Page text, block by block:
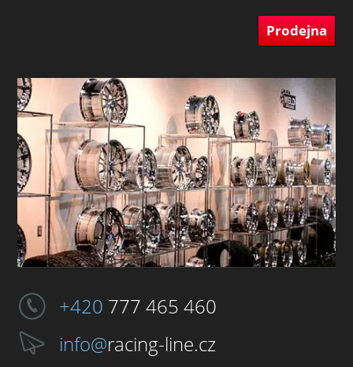
Prodejna
+420 777 465 460
info@racing-line.cz